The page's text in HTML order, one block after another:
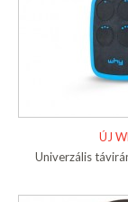
ÚJ
Univerzális